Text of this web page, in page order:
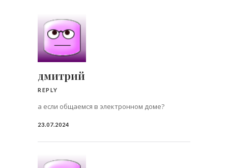
дмитрий
REPLY
а если общаемся в электронном доме?
23.07.2024